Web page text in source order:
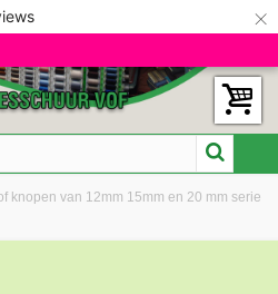
×
knopen van 12mm 15mm en 20 mm serie